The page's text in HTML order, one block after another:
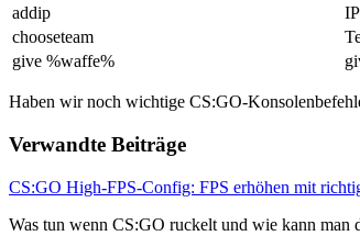
addip
chooseteam
give %waffe%
Haben wir noch wichtige CS:GO-
Verwandte Beiträge
CS:GO High-FPS-Config: FPS erhöhen mit
Was tun wenn CS:GO ruckelt und wie kann man